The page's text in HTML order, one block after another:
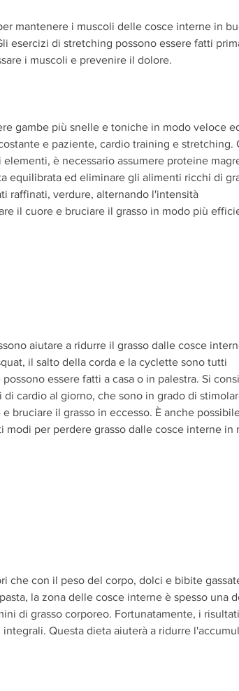
esercizi di stretching possono essere fatti
i muscoli e prevenire il dolore.
gambe più snelle e toniche in modo veloce
e paziente, cardio training e stretching.
è necessario assumere proteine
equilibrata ed eliminare gli alimenti ricchi di
raffinati, verdure, alternando l'intensità
il cuore e bruciare il grasso in modo più
aiutare a ridurre il grasso dalle cosce
il salto della corda e la cyclette sono tutti
essere fatti a casa o in palestra. Si
cardio al giorno, che sono in grado di
bruciare il grasso in eccesso. È anche
modi per perdere grasso dalle cosce interne in
che con il peso del corpo, dolci e bibite
la zona delle cosce interne è spesso una
di grasso corporeo. Fortunatamente, i risultati
Questa dieta aiuterà a ridurre